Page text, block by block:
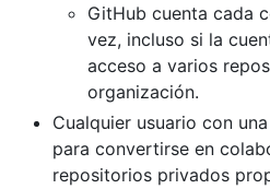
GitHub cuenta cada
vez, incluso si la
acceso a varios
organización.
Cualquier usuario con
para convertirse en
repositorios privados